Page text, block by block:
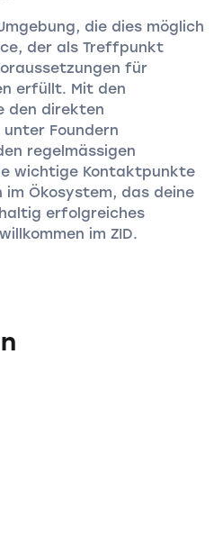
die dies möglich
der als Treffpunkt
für
erfüllt. Mit den
den direkten
Foundern
regelmässigen
wichtige Kontaktpunkte
Ökosystem, das deine
erfolgreiches
im ZID.